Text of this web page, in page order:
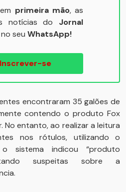
primeira mão, as
notícias do Jornal
no seu WhatsApp!
Inscrever-se
encontraram 35 galões de
contendo o produto Fox
No entanto, ao realizar a leitura
nos rótulos, utilizando o
sistema indicou “produto
suspeitas sobre a